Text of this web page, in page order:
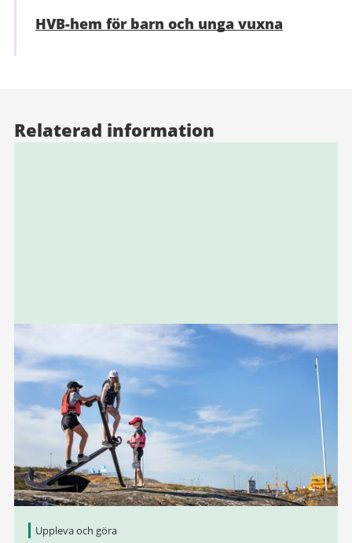
HVB-hem för barn och unga vuxna
Relaterad information
Uppleva och göra